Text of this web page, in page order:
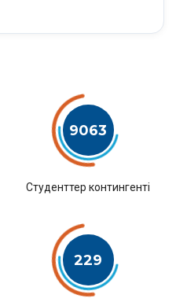
9063
Студенттер контингенті
229